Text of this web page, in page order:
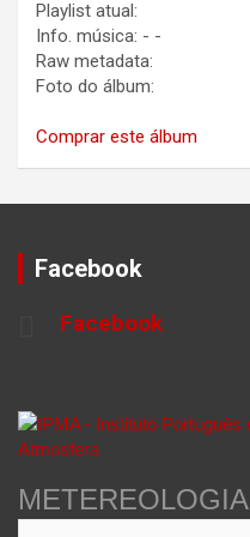
Playlist atual:
Info. música: - -
Raw metadata:
Foto do álbum:
Comprar este álbum
Facebook
Facebook
METEREOLOGIA